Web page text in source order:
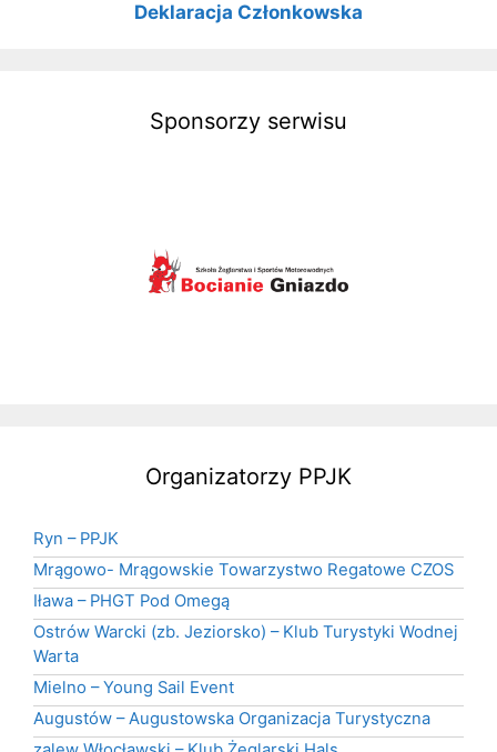
Deklaracja Członkowska
Sponsorzy serwisu
Organizatorzy PPJK
Ryn – PPJK
Mrągowo- Mrągowskie Towarzystwo Regatowe CZOS
Iława – PHGT Pod Omegą
Ostrów Warcki (zb. Jeziorsko) – Klub Turystyki Wodnej
Warta
Mielno – Young Sail Event
Augustów – Augustowska Organizacja Turystyczna